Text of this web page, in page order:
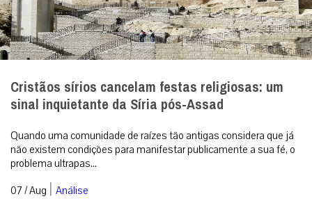
Cristãos sírios cancelam festas religiosas: um
sinal inquietante da Síria pós-Assad
Quando uma comunidade de raízes tão antigas considera que já
não existem condições para manifestar publicamente a sua fé, o
problema ultrapas...
07 / Aug | Análise